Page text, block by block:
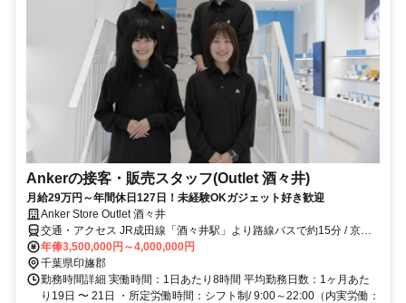
Ankerの接客・販売スタッフ(Outlet 酒々井)
月給29万円～年間休日127日！未経験OKガジェット好き歓迎
Anker Store Outlet 酒々井
交通・アクセス JR成田線「酒々井駅」より路線バスで約15分 / 京成
本線「京成酒々井駅」より路線バスで約20分 /JR「成田駅」より路線
バスで約25分
年俸3,500,000円～4,000,000円
千葉県印旛郡
勤務時間詳細 実働時間：1日あたり8時間 平均勤務日数：1ヶ月あた
り19日 〜 21日 ・所定労働時間：シフト制/ 9:00～22:00（内実労働：